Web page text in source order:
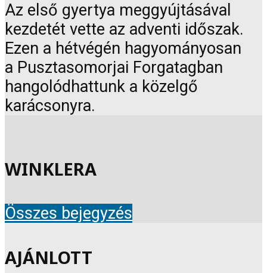
Az első gyertya meggyújtásával
kezdetét vette az adventi időszak.
Ezen a hétvégén hagyományosan
a Pusztasomorjai Forgatagban
hangolódhattunk a közelgő
karácsonyra.
WINKLERA
Összes bejegyzés
AJÁNLOTT